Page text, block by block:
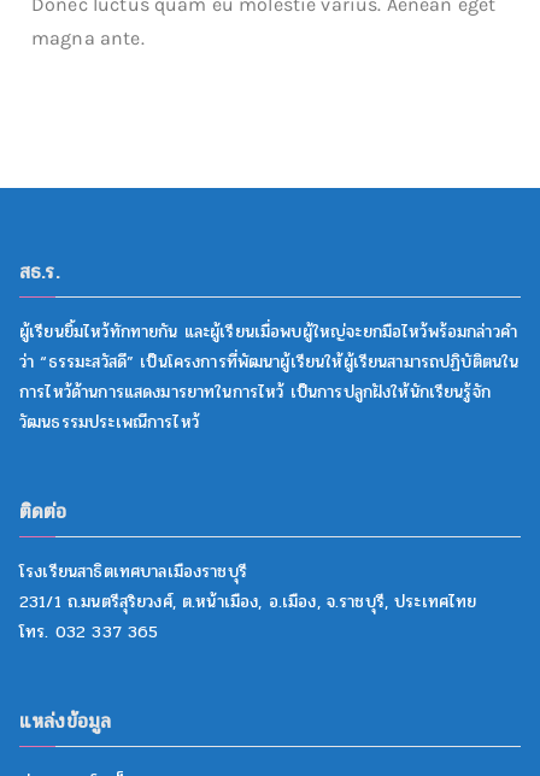
magna ante.
สธ.ร.
ผู้เรียนยิ้มไหว้ทักทายกัน และผู้เรียนเมื่อพบผู้ใหญ่จะยกมือไหว้พร้อมกล่าวคำ
ว่า “ธรรมะสวัสดี” เป็นโครงการที่พัฒนาผู้เรียนให้ผู้เรียนสามารถปฏิบัติตนใน
การไหว้ด้านการแสดงมารยาทในการไหว้ เป็นการปลูกฝังให้นักเรียนรู้จัก
วัฒนธรรมประเพณีการไหว้
ติดต่อ
โรงเรียนสาธิตเทศบาลเมืองราชบุรี
231/1 ถ.มนตรีสุริยวงศ์, ต.หน้าเมือง, อ.เมือง, จ.ราชบุรี, ประเทศไทย
โทร. 032 337 365
แหล่งข้อมูล